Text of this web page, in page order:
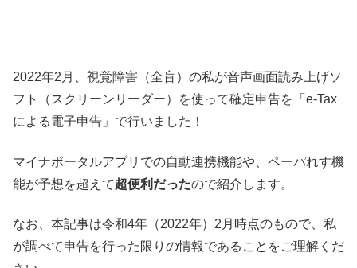
2022年2月、視覚障害（全盲）の私が音声画面読み上げソ
フト（スクリーンリーダー）を使って確定申告を「e-Tax
による電子申告」で行いました！
マイナポータルアプリでの自動連携機能や、ペーパれす機
能が予想を超えて超便利だったので紹介します。
なお、本記事は令和4年（2022年）2月時点のもので、私
が調べて申告を行った限りの情報であることをご理解くだ